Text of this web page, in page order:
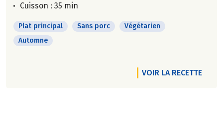
Cuisson : 35 min
Plat principal Sans porc
Végétarien
Automne
VOIR LA RECETTE